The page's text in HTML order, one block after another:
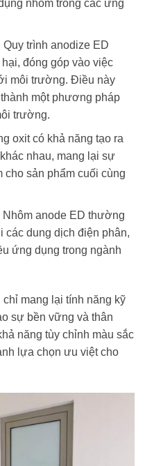
nhôm trong các ứng
Quy trình anodize ED
đóng góp vào việc
môi trường. Điều này
một phương pháp
trường.
oxit có khả năng tạo ra
nhau, mang lại sự
cho sản phẩm cuối cùng
Nhôm anode ED thường
các dung dịch điện phân,
ứng dụng trong ngành
mang lại tính năng kỹ
sự bền vững và thân
năng tùy chỉnh màu sắc
lựa chọn ưu việt cho